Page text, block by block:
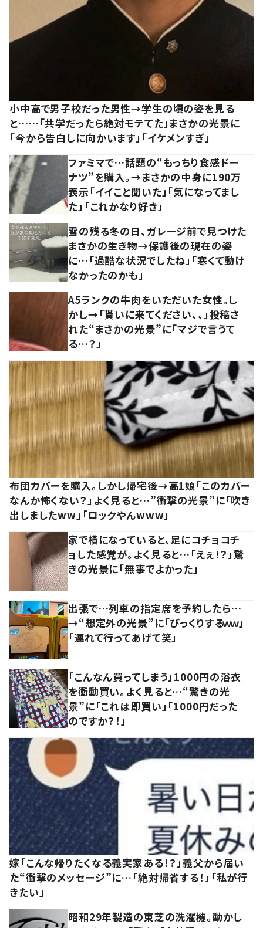
小中高で男子校だった男性→学生の頃の姿を見る
と……「共学だったら絶対モテてた」まさかの光景に
「今から告白しに向かいます」「イケメンすぎ」
ファミマで…話題の“もっちり食感ドー
ナツ”を購入。→まさかの中身に190万
表示「イイこと聞いた」「気になってまし
た」「これかなり好き」
雪の残る冬の日、ガレージ前で見つけた
まさかの生き物→保護後の現在の姿
に…「過酷な状況でしたね」「寒くて動け
なかったのかも」
A5ランクの牛肉をいただいた女性。し
かし→「貰いに来てください、、」投稿さ
れた“まさかの光景”に「マジで言うて
る…？」
布団カバーを購入。しかし帰宅後→高1娘「このカバー
なんか怖くない？」よく見ると…”衝撃の光景”に「吹き
出しましたww」「ロックやんwww」
家で横になっていると、足にコチョコチ
ョした感覚が。よく見ると…「えぇ！？」驚
きの光景に「無事でよかった」
出張で…列車の指定席を予約したら…
→“想定外の光景”に「びっくりするｗｗ」
「連れて行ってあげて笑」
「こんなん買ってしまう」1000円の浴衣
を衝動買い。よく見ると…“驚きの光
景”に「これは即買い」「1000円だった
のですか？！」
嫁「こんな帰りたくなる義実家ある！？」義父から届い
た“衝撃のメッセージ”に…「絶対帰省する！」「私が行
きたい」
昭和29年製造の東芝の洗濯機。動かし